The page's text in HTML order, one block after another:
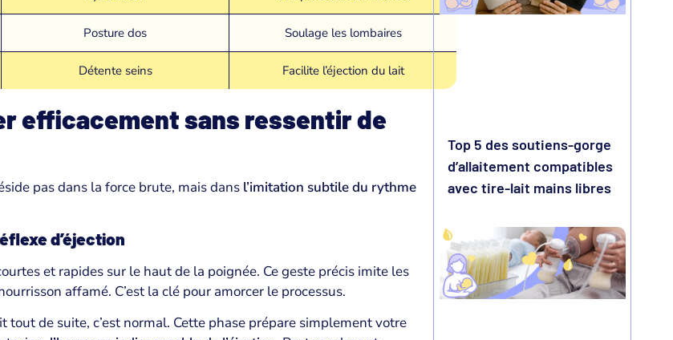
Posture dos Soulage les lombaires
Détente seins Facilite l’éjection du lait
efficacement sans ressentir de
pas dans la force brute, mais dans l’imitation subtile du rythme
d’éjection
et rapides sur le haut de la poignée. Ce geste précis imite les
affamé. C’est la clé pour amorcer le processus.
tout de suite, c’est normal. Cette phase prépare simplement votre
Top 5 des soutiens-gorge
d’allaitement compatibles
avec tire-lait mains libres